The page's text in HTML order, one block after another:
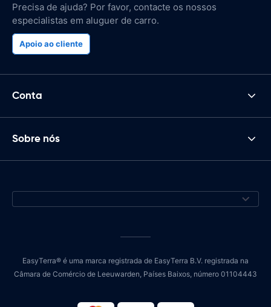
Precisa de ajuda? Por favor, contacte os nossos
especialistas em aluguer de carro.
Apoio ao cliente
Conta
Sobre nós
EasyTerra® é uma marca registrada de EasyTerra B.V. registrada na
Câmara de Comércio de Leeuwarden, Países Baixos, número 01104443